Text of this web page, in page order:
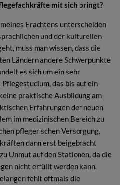
mit sich bringt?
Erachtens unterscheiden
und der kulturellen
muss man wissen, dass die
Ländern andere Schwerpunkte
es sich um ein sehr
das bis auf ein
praktische Ausbildung am
Erfahrungen der neuen
im medizinischen Bereich zu
pflegerischen Versorgung.
dann erst beigebracht
Unmut auf den Stationen, da die
nicht erfüllt werden kann.
fehlt oftmals die